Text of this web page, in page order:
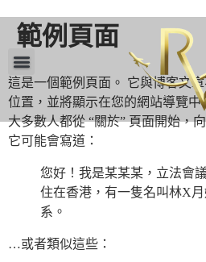
範例頁面
這是一個範例頁面。 它與博客文
位置，並將顯示在您的網站導覽中
大多數人都從 “關於” 頁面開始，
它可能會寫道：
您好！我是某某某，立法會
住在香港，有一隻名叫林X
系。
…或者類似這些：